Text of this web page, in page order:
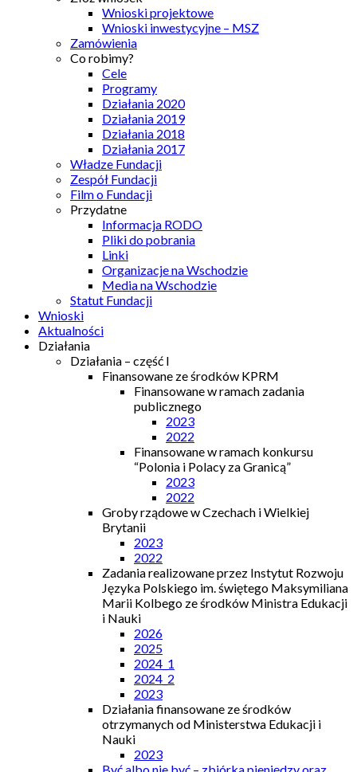
Wnioski projektowe
Wnioski inwestycyjne – MSZ
Zamówienia
Co robimy?
Cele
Programy
Działania 2020
Działania 2019
Działania 2018
Działania 2017
Władze Fundacji
Zespół Fundacji
Film o Fundacji
Przydatne
Informacja RODO
Pliki do pobrania
Linki
Organizacje na Wschodzie
Media na Wschodzie
Statut Fundacji
Wnioski
Aktualności
Działania
Działania – część I
Finansowane ze środków KPRM
Finansowane w ramach zadania
publicznego
2023
2022
Finansowane w ramach konkursu
“Polonia i Polacy za Granicą”
2023
2022
Groby rządowe w Czechach i Wielkiej
Brytanii
2023
2022
Zadania realizowane przez Instytut Rozwoju
Języka Polskiego im. świętego Maksymiliana
Marii Kolbego ze środków Ministra Edukacji
i Nauki
2026
2025
2024_1
2024_2
2023
Działania finansowane ze środków
otrzymanych od Ministerstwa Edukacji i
Nauki
2023